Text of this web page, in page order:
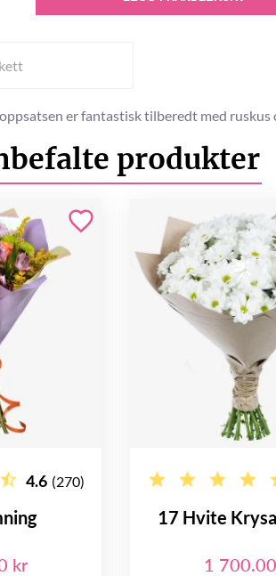
er fantastisk tilberedt med
produkter
4.6 (270)
kr
17 Hvite
1